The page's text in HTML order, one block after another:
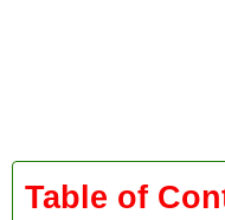
Table of